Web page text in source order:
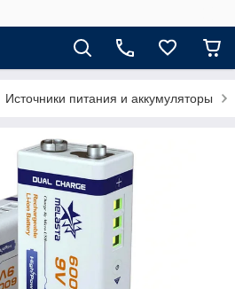
Источники питания и аккумуляторы